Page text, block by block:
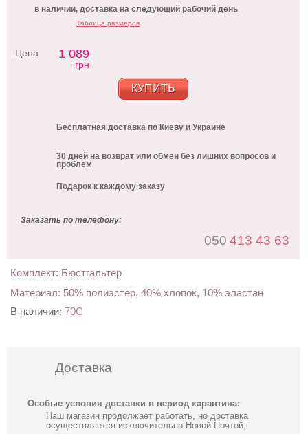
в наличии, доставка на следующий рабочий день
Таблица размеров
Цена 1 089
грн
КУПИТЬ
Бесплатная доставка по Киеву и Украине
30 дней на возврат или обмен без лишних вопросов и
проблем
Подарок к каждому заказу
Заказать по телефону:
050 413 43 63
Комплект: Бюстгальтер
Материал: 50% полиэстер, 40% хлопок, 10% эластан
В наличии: 70С
Доставка
Особые условия доставки в период карантина:
Наш магазин продолжает работать, но доставка
осуществляется исключительно Новой Почтой;